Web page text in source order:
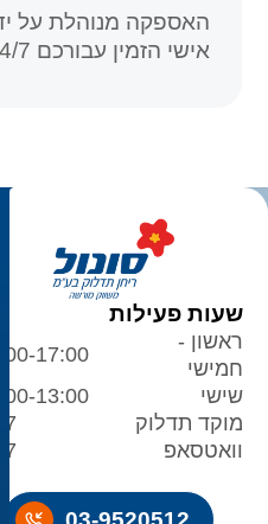
האספקה מנוהלת על
אישי הזמין עבורכם 24/7.
שעות פעילות
ראשון -
חמישי
17:00
שישי
13:00
מוקד תדלוק
7
וואטסאפ